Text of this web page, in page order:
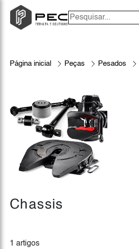
Página inicial Peças Pesados
Chassis
1 artigos